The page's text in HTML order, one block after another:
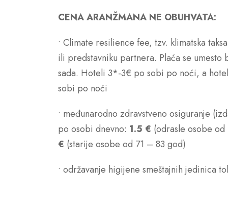
CENA ARANŽMANA NE OBUHVATA:
• Climate resilience fee, tzv. klimatska
ili predstavniku partnera. Plaća se
sada. Hoteli 3*-3€ po sobi po noći, a
sobi po noći
• međunarodno zdravstveno osiguranje
po osobi dnevno: 1.5 € (odrasle osobe
€ (starije osobe od 71 – 83 god)
• održavanje higijene smeštajnih jedinica